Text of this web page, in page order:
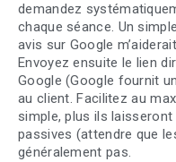
demandez
chaque séance. Un
avis sur Google
Envoyez ensuite le lien
Google (Google fournit
au client. Facilitez au
simple, plus ils
passives (attendre que
généralement pas.